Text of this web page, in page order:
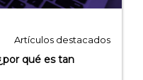
Artículos destacados
qué es tan